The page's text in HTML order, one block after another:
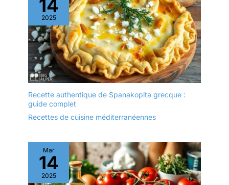
travail grâce à son
accroche pratique
INFORMATIONS UTILES:
Cette spatule plate à
trous en inox est lavable
au lave-vaisselle.
Échangeable
gratuitement pendant un
limitez pas à la
préparation de poisson.
Cette spatule peut
également servir pour
retourner une omelette,
un steak ou bien de
bonnes crêpes maison
MANIABLE ET
CONFORTABLE: Le
confort sans pareil et ne
également suspendre la
pelle sur votre plan de
travail grâce à son
accroche pratique
14
2025
Recette authentique de Spanakopita grecque :
guide complet
Recettes de cuisine méditerranéennes
Mar
14
2025